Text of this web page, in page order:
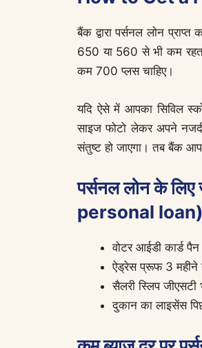
बैंक द्वारा पर्सनल लोन
650 या 560 से भी कम
कम 700 प्लस चाहिए।
यदि ऐसे में आपका सिविल
साइज फोटो लेकर अपने
संतुष्ट हो जाएगा। तब बैंक
पर्सनल लोन के
personal loan)
वोटर आईडी कार्ड पैन
ऐड्रेस प्रूफ 3
सैलरी स्लिप
दुकान का लाइसेंस